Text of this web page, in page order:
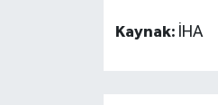
Kaynak: İHA